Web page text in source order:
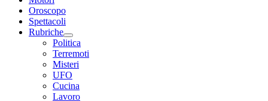
Oroscopo
Spettacoli
Rubriche
Politica
Terremoti
Misteri
UFO
Cucina
Lavoro